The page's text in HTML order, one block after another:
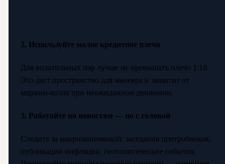
2. Используйте малое кредитное плечо
Для волатильных пар лучше не превышать плечо 1:10.
Это даст пространство для маневра и защитит от
маржин-колла при неожиданном движении.
3. Работайте по новостям — но с головой
Следите за макроэкономикой: заседания центробанков,
публикации инфляции, геополитические события.